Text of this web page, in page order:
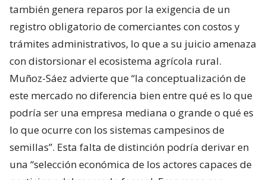
también genera reparos por la exigencia de un
registro obligatorio de comerciantes con costos y
trámites administrativos, lo que a su juicio amenaza
con distorsionar el ecosistema agrícola rural.
Muñoz-Sáez advierte que “la conceptualización de
este mercado no diferencia bien entre qué es lo que
podría ser una empresa mediana o grande o qué es
lo que ocurre con los sistemas campesinos de
semillas”. Esta falta de distinción podría derivar en
una “selección económica de los actores capaces de